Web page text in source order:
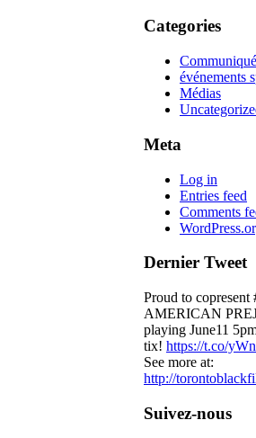
Categories
événements
Médias
Meta
Log in
Entries feed
Comments
Dernier Tweet
Proud to
AMERICAN
playing June11
tix! https://t.co/
See more at:
http://
Suivez-nous